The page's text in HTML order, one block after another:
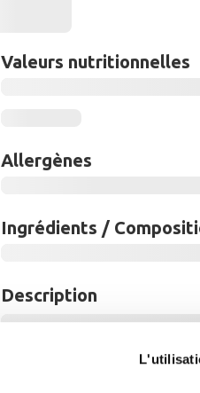
Valeurs nutritionnelles
Allergènes
Ingrédients /
Description